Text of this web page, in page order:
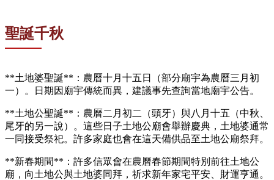
聖誕千秋
**土地婆聖誕**：農曆十月十五日（部分廟宇為農曆三月初
一）。日期因廟宇傳統而異，建議事先查詢當地廟宇公告。
**土地公聖誕**：農曆二月初二（頭牙）與八月十五（中秋、
尾牙的另一說）。這些日子土地公廟會舉辦慶典，土地婆通常
一同接受祭祀。許多家庭也會在這天備供品至土地公廟祭拜。
**新春期間**：許多信眾會在農曆春節期間特別前往土地公
廟，向土地公與土地婆同拜，祈求新年家宅平安、財運亨通。